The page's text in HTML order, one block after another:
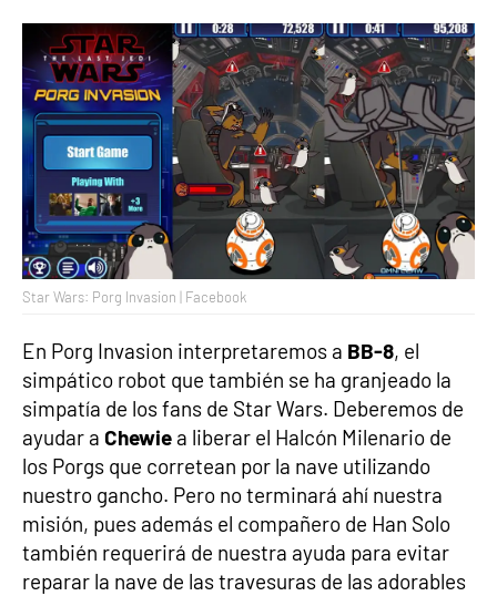
Star Wars: Porg Invasion | Facebook
En Porg Invasion interpretaremos a BB-8, el
simpático robot que también se ha granjeado la
simpatía de los fans de Star Wars. Deberemos de
ayudar a Chewie a liberar el Halcón Milenario de
los Porgs que corretean por la nave utilizando
nuestro gancho. Pero no terminará ahí nuestra
misión, pues además el compañero de Han Solo
también requerirá de nuestra ayuda para evitar
reparar la nave de las travesuras de las adorables